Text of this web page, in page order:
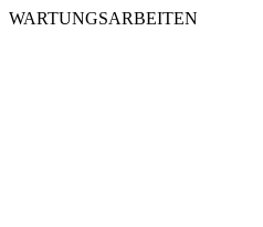
WARTUNGSARBEITEN